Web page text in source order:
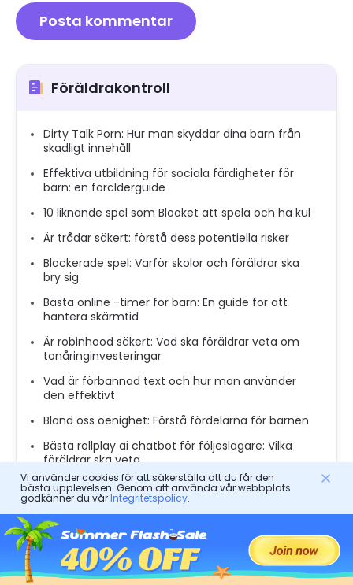
Föräldrakontroll
Dirty Talk Porn: Hur man skyddar dina barn från
skadligt innehåll
Effektiva utbildning för sociala färdigheter för
barn: en förälderguide
10 liknande spel som Blooket att spela och ha kul
Är trådar säkert: förstå dess potentiella risker
Blockerade spel: Varför skolor och föräldrar ska
bry sig
Bästa online -timer för barn: En guide för att
hantera skärmtid
Är robinhood säkert: Vad ska föräldrar veta om
tonåringinvesteringar
Vad är förbannad text och hur man använder
den effektivt
Bland oss ​​oenighet: Förstå fördelarna för barnen
Bästa rollplay ai chatbot för följeslagare: Vilka
föräldrar ska veta
Vi använder cookies för att säkerställa att du får den
bästa upplevelsen. Genom att använda vår webbplats
godkänner du vårIntegritetspolicy.